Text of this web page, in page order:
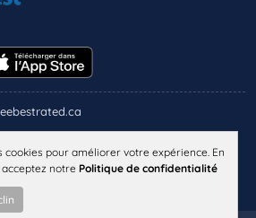
cookies pour améliorer votre expérience. En
notre Politique de confidentialité